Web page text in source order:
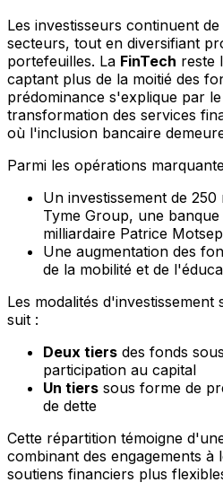
Les investisseurs continuent
secteurs, tout en diversifiant
portefeuilles. La FinTech reste
captant plus de la moitié des
prédominance s'explique par
transformation des services
où l'inclusion bancaire
Parmi les opérations
Un investissement de
Tyme Group, une
milliardaire Patrice
Une augmentation des
de la mobilité et de
Les modalités
suit :
Deux tiers des fonds
participation au capital
Un tiers sous forme de
de dette
Cette répartition témoigne
combinant des engagements à
soutiens financiers plus